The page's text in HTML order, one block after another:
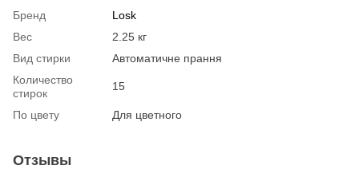
Бренд
Losk
Вес
2.25 кг
Вид стирки
Автоматичне прання
Количество
стирок
15
По цвету Для цветного
Отзывы